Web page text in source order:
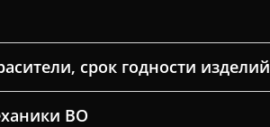
срок годности изделий
ВО